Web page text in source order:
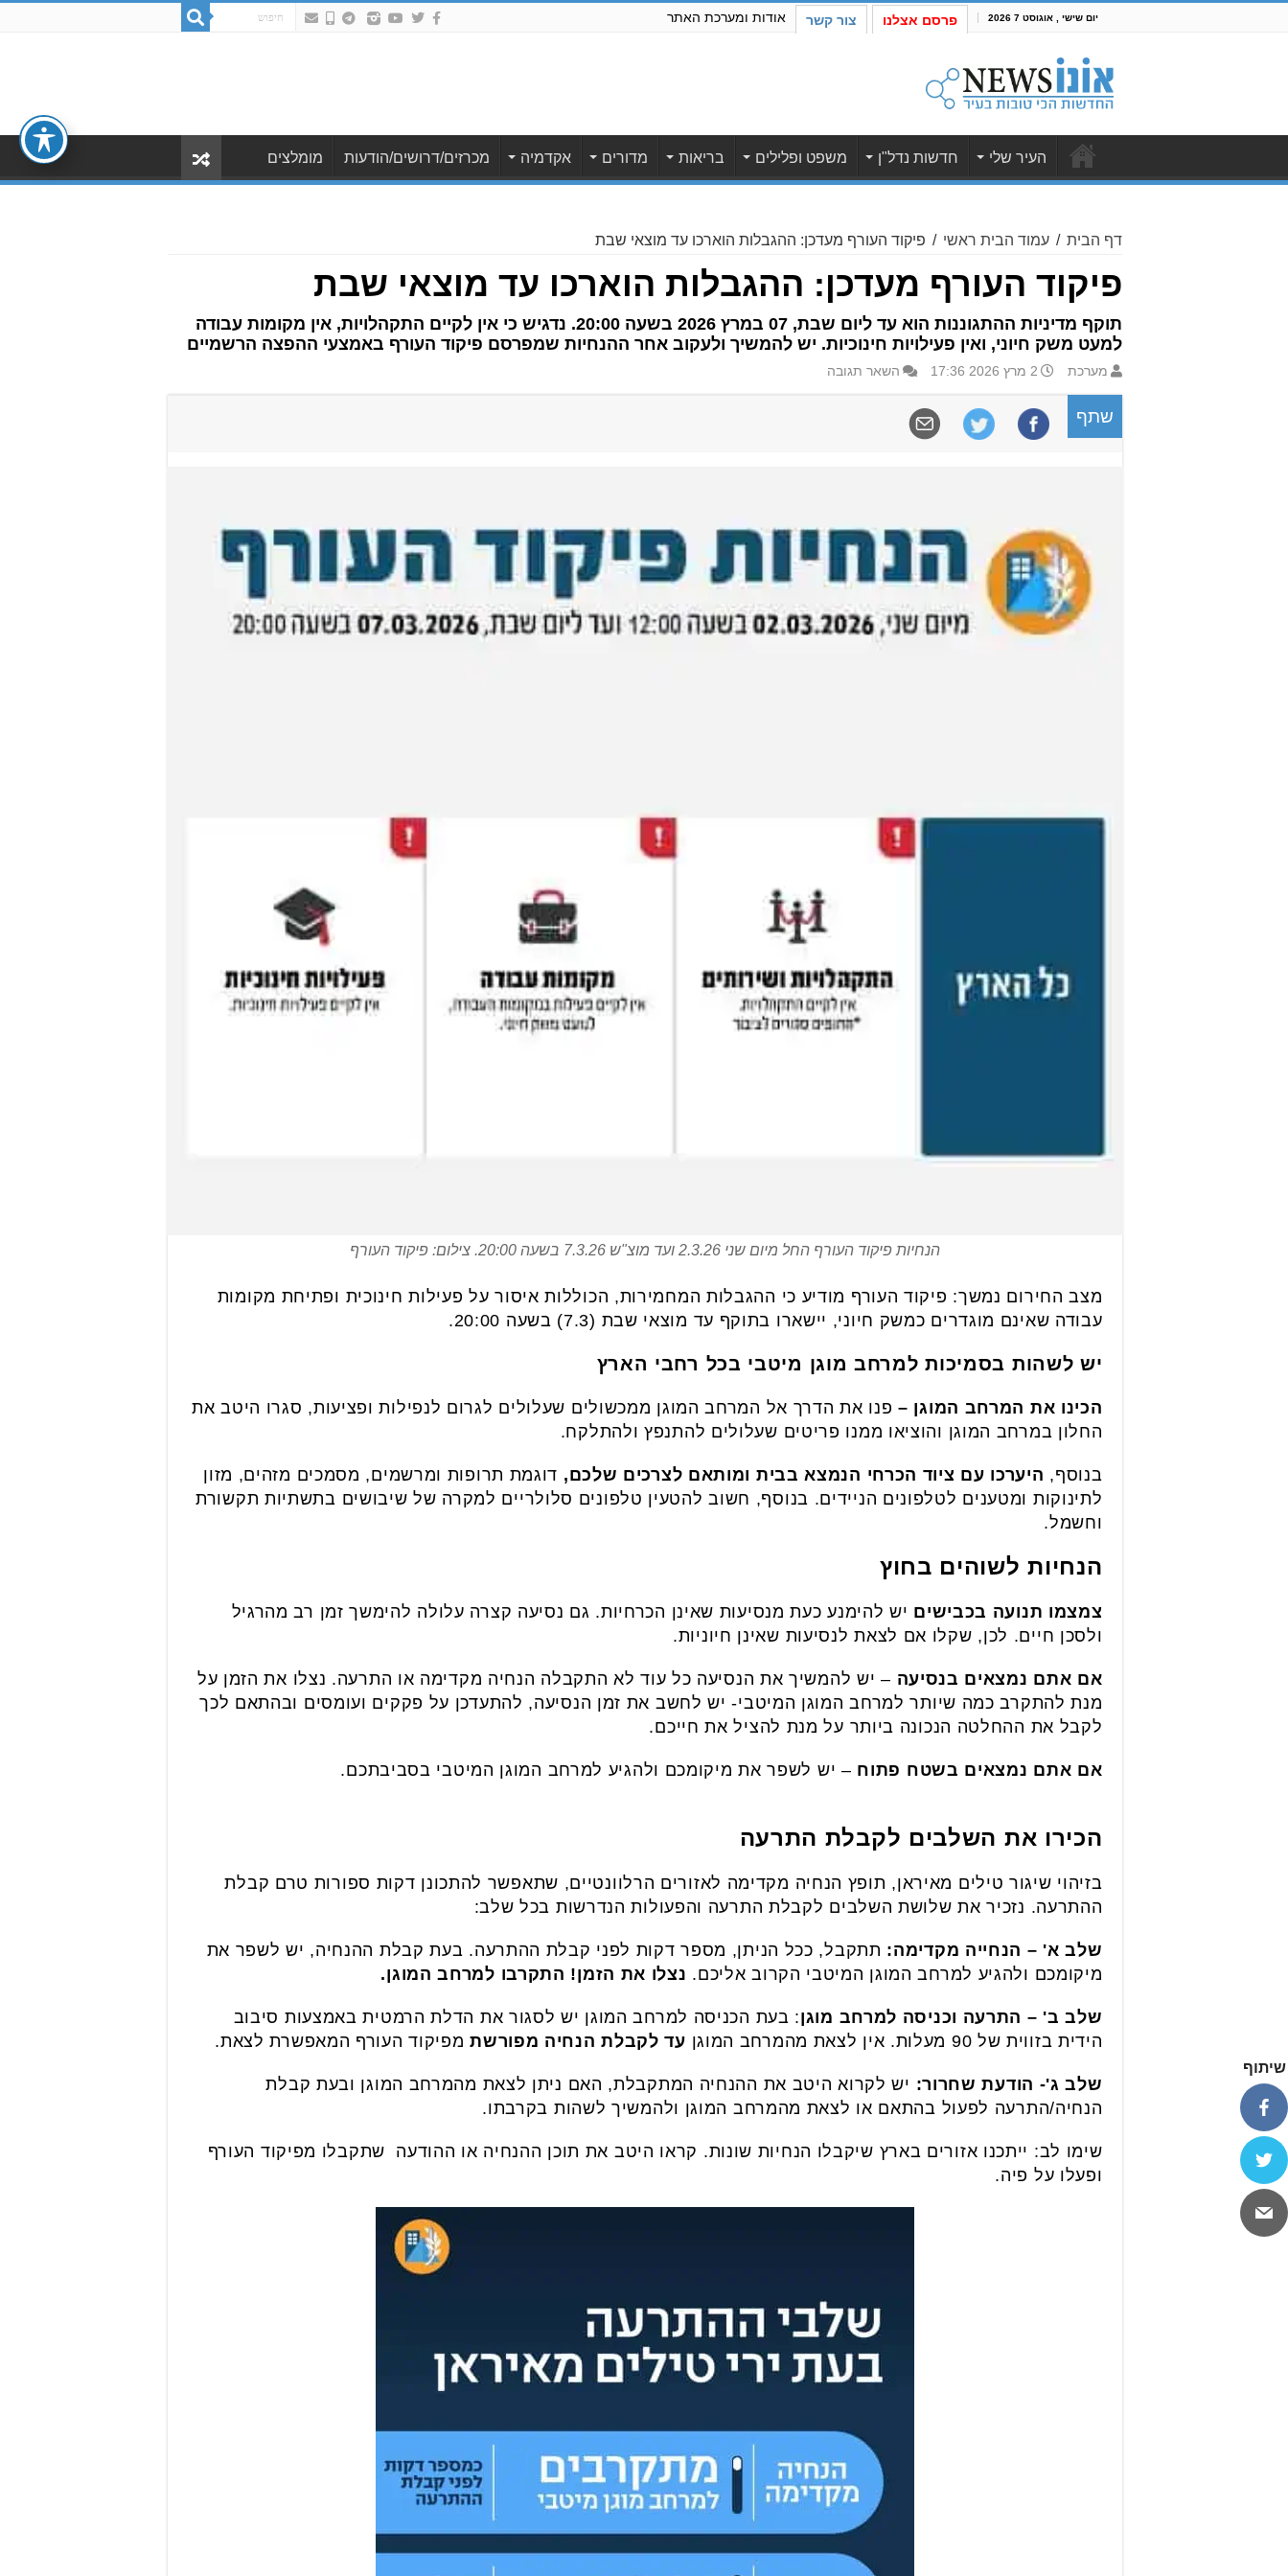
יום שישי , אוגוסט 7 2026 פרסם אצלנו צור קשר אודות ומערכת האתר
העיר שלי חדשות נדל"ן משפט ופלילים בריאות מדורים אקדמיה מכרזים/דרושים/הודעות מומלצים
דף הבית / עמוד הבית ראשי / פיקוד העורף מעדכן: ההגבלות הוארכו עד מוצאי שבת
פיקוד העורף מעדכן: ההגבלות הוארכו עד מוצאי שבת
תוקף מדיניות ההתגוננות הוא עד ליום שבת, 07 במרץ 2026 בשעה 20:00. נדגיש כי אין לקיים התקהלויות, אין מקומות עבודה
למעט משק חיוני, ואין פעילויות חינוכיות. יש להמשיך ולעקוב אחר ההנחיות שמפרסם פיקוד העורף באמצעי ההפצה הרשמיים
מערכת 2 מרץ 2026 17:36 השאר תגובה
שתף
הנחיות פיקוד העורף החל מיום שני 2.3.26 ועד מוצ"ש 7.3.26 בשעה 20:00. צילום: פיקוד העורף
מצב החירום נמשך: פיקוד העורף מודיע כי ההגבלות המחמירות, הכוללות איסור על פעילות חינוכית ופתיחת מקומות
עבודה שאינם מוגדרים כמשק חיוני, יישארו בתוקף עד מוצאי שבת (7.3) בשעה 20:00.
יש לשהות בסמיכות למרחב מוגן מיטבי בכל רחבי הארץ
הכינו את המרחב המוגן – פנו את הדרך אל המרחב המוגן ממכשולים שעלולים לגרום לנפילות ופציעות, סגרו היטב את
החלון במרחב המוגן והוציאו ממנו פריטים שעלולים להתנפץ ולהתלקח.
בנוסף, היערכו עם ציוד הכרחי הנמצא בבית ומותאם לצרכים שלכם, דוגמת תרופות ומרשמים, מסמכים מזהים, מזון
לתינוקות ומטענים לטלפונים הניידים. בנוסף, חשוב להטעין טלפונים סלולריים למקרה של שיבושים בתשתיות תקשורת
וחשמל.
הנחיות לשוהים בחוץ
צמצמו תנועה בכבישים יש להימנע כעת מנסיעות שאינן הכרחיות. גם נסיעה קצרה עלולה להימשך זמן רב מהרגיל
ולסכן חיים. לכן, שקלו אם לצאת לנסיעות שאינן חיוניות.
אם אתם נמצאים בנסיעה – יש להמשיך את הנסיעה כל עוד לא התקבלה הנחיה מקדימה או התרעה. נצלו את הזמן על
מנת להתקרב כמה שיותר למרחב המוגן המיטבי- יש לחשב את זמן הנסיעה, להתעדכן על פקקים ועומסים ובהתאם לכך
לקבל את ההחלטה הנכונה ביותר על מנת להציל את חייכם.
אם אתם נמצאים בשטח פתוח – יש לשפר את מיקומכם ולהגיע למרחב המוגן המיטבי בסביבתכם.
הכירו את השלבים לקבלת התרעה
בזיהוי שיגור טילים מאיראן, תופץ הנחיה מקדימה לאזורים הרלוונטיים, שתאפשר להתכונן דקות ספורות טרם קבלת
ההתרעה. נזכיר את שלושת השלבים לקבלת התרעה והפעולות הנדרשות בכל שלב:
שלב א' – הנחייה מקדימה: תתקבל, ככל הניתן, מספר דקות לפני קבלת ההתרעה. בעת קבלת ההנחיה, יש לשפר את
מיקומכם ולהגיע למרחב המוגן המיטבי הקרוב אליכם. נצלו את הזמן! התקרבו למרחב המוגן.
שלב ב' – התרעה וכניסה למרחב מוגן: בעת הכניסה למרחב המוגן יש לסגור את הדלת הרמטית באמצעות סיבוב
הידית בזווית של 90 מעלות. אין לצאת מהמרחב המוגן
עד לקבלת הנחיה מפורשתמפיקוד העורף המאפשרת לצאת.
שלב ג'- הודעת שחרור: יש לקרוא היטב את ההנחיה המתקבלת, האם ניתן לצאת מהמרחב המוגן ובעת קבלת
הנחיה/התרעה לפעול בהתאם או לצאת מהמרחב המוגן ולהמשיך לשהות בקרבתו.
שימו לב: ייתכנו אזורים בארץ שיקבלו הנחיות שונות. קראו היטב את תוכן ההנחיה או ההודעה שתקבלו מפיקוד העורף
ופעלו על פיה.
שיתוף